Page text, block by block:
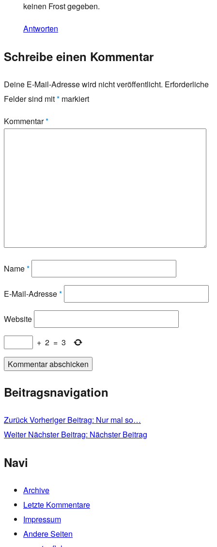
keinen Frost gegeben.
Antworten
Schreibe einen Kommentar
Deine E-Mail-Adresse wird nicht veröffentlicht. Erforderliche
Felder sind mit* markiert
Kommentar*
Name*
E-Mail-Adresse*
Website
+ 2 = 3
Beitragsnavigation
ZurückVorheriger Beitrag: Nur mal so…
Weiter Nächster Beitrag: Nächster Beitrag
Navi
Archive
Letzte Kommentare
Impressum
Andere Seiten